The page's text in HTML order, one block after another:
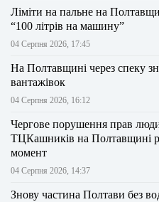
Ліміти на пальне на
“100 літрів на машину”
04 Серпня 2026, 17:45
На Полтавщині через спеку
вантажівок
04 Серпня 2026, 16:12
Чергове порушення прав
ТЦКашників на Полтавщині
момент
04 Серпня 2026, 14:37
Знову частина Полтави без